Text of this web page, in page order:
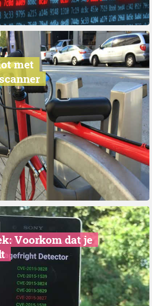
met
Voorkom dat je